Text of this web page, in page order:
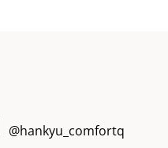
@hankyu_comfortq